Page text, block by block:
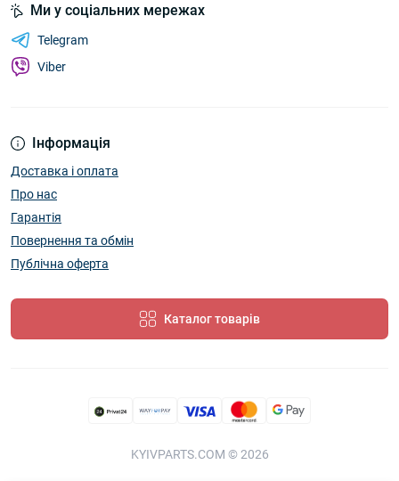
Інформація
Доставка і оплата
Про нас
Гарантія
Повернення та обмін
Публічна оферта
Каталог товарів
Ми у соціальних мережах
Telegram
Viber
KYIVPARTS.COM © 2026